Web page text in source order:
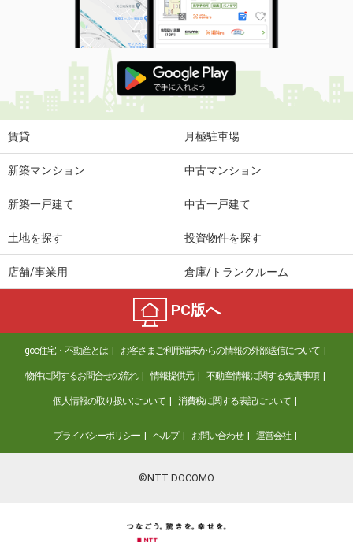
賃貸 月極駐車場
新築マンション 中古マンション
新築一戸建て 中古一戸建て
土地を探す 投資物件を探す
店舗/事業用 倉庫/トランクルーム
PC版へ
goo住宅・不動産とは お客さまご利用端末からの情報の外部送信について
物件に関するお問合せの流れ 情報提供元 不動産情報に関する免責事項
個人情報の取り扱いについて 消費税に関する表記について
プライバシーポリシー ヘルプ お問い合わせ 運営会社
©NTT DOCOMO